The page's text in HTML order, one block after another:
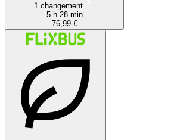
1 changement
5 h 28 min
76,99 €